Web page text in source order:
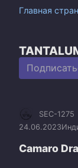
Главная
SEC-1275
24.06.2023
Camaro